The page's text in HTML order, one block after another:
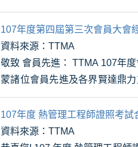
立高雄科技大學 機械...
107年度第四屆第三次會員大會
資料來源：TTMA
敬致 會員先進： TTMA 107年
蒙諸位會員先進及各界賢達鼎
組織，大會所需經費經極力開源
107年度 熱管理工程師證照考試
資料來源：TTMA